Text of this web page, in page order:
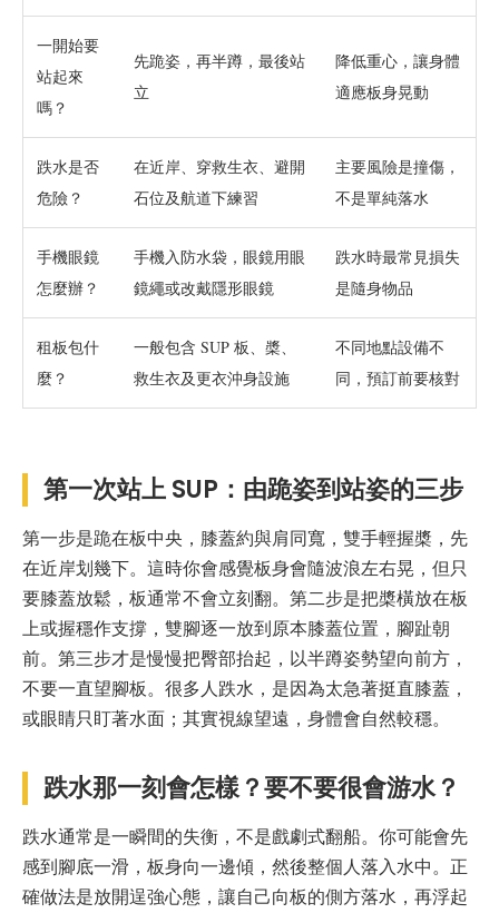
一開始要
站起來
嗎？
先跪姿，再半蹲，最後站
立
降低重心，讓身體
適應板身晃動
跌水是否
危險？
在近岸、穿救生衣、避開
石位及航道下練習
主要風險是撞傷，
不是單純落水
手機眼鏡
怎麼辦？
手機入防水袋，眼鏡用眼
鏡繩或改戴隱形眼鏡
跌水時最常見損失
是隨身物品
租板包什
麼？
一般包含 SUP 板、槳、
救生衣及更衣沖身設施
不同地點設備不
同，預訂前要核對
第一次站上 SUP：由跪姿到站姿的三步
第一步是跪在板中央，膝蓋約與肩同寬，雙手輕握槳，先
在近岸划幾下。這時你會感覺板身會隨波浪左右晃，但只
要膝蓋放鬆，板通常不會立刻翻。第二步是把槳橫放在板
上或握穩作支撐，雙腳逐一放到原本膝蓋位置，腳趾朝
前。第三步才是慢慢把臀部抬起，以半蹲姿勢望向前方，
不要一直望腳板。很多人跌水，是因為太急著挺直膝蓋，
或眼睛只盯著水面；其實視線望遠，身體會自然較穩。
跌水那一刻會怎樣？要不要很會游水？
跌水通常是一瞬間的失衡，不是戲劇式翻船。你可能會先
感到腳底一滑，板身向一邊傾，然後整個人落入水中。正
確做法是放開逞強心態，讓自己向板的側方落水，再浮起